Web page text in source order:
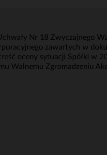
Nr 18 Zwyczajnego
zawartych w
oceny sytuacji Spółki w
Walnemu Zgromadzeniu